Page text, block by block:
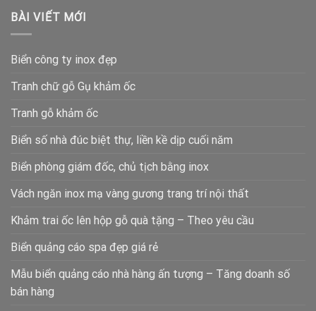
BÀI VIẾT MỚI
Biển công ty inox đẹp
Tranh chữ gỗ Gụ khảm ốc
Tranh gỗ khảm ốc
Biển số nhà đúc biệt thự, liền kề dịp cuối năm
Biển phòng giám đốc, chủ tịch bằng inox
Vách ngăn inox mạ vàng gương trang trí nội thất
Khảm trai ốc lên hộp gỗ quà tặng – Theo yêu cầu
Biển quảng cáo spa đẹp giá rẻ
Mẫu biển quảng cáo nhà hàng ấn tượng – Tăng doanh số
bán hàng